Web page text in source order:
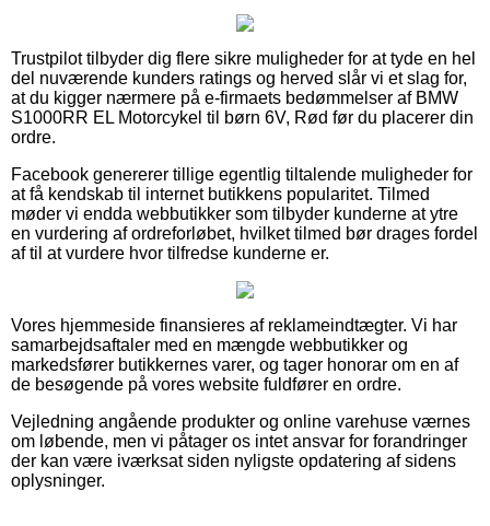
Trustpilot tilbyder dig flere sikre muligheder for at tyde en hel
del nuværende kunders ratings og herved slår vi et slag for,
at du kigger nærmere på e-firmaets bedømmelser af BMW
S1000RR EL Motorcykel til børn 6V, Rød før du placerer din
ordre.
Facebook genererer tillige egentlig tiltalende muligheder for
at få kendskab til internet butikkens popularitet. Tilmed
møder vi endda webbutikker som tilbyder kunderne at ytre
en vurdering af ordreforløbet, hvilket tilmed bør drages fordel
af til at vurdere hvor tilfredse kunderne er.
Vores hjemmeside finansieres af reklameindtægter. Vi har
samarbejdsaftaler med en mængde webbutikker og
markedsfører butikkernes varer, og tager honorar om en af
de besøgende på vores website fuldfører en ordre.
Vejledning angående produkter og online varehuse værnes
om løbende, men vi påtager os intet ansvar for forandringer
der kan være iværksat siden nyligste opdatering af sidens
oplysninger.